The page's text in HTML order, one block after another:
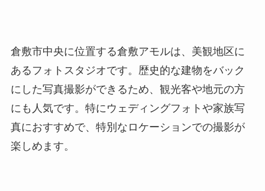
倉敷市中央に位置する倉敷アモルは、美観地区に
あるフォトスタジオです。歴史的な建物をバック
にした写真撮影ができるため、観光客や地元の方
にも人気です。特にウェディングフォトや家族写
真におすすめで、特別なロケーションでの撮影が
楽しめます。